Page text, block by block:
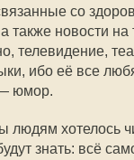
со
также новости на
телевидение,
ибо её все
юмор.
людям хотелось
знать: всё